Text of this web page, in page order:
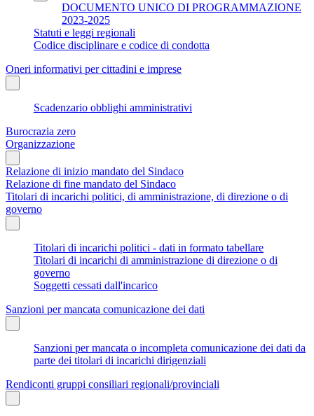
DOCUMENTO UNICO DI PROGRAMMAZIONE
2023-2025
Statuti e leggi regionali
Codice disciplinare e codice di condotta
Oneri informativi per cittadini e imprese
Scadenzario obblighi amministrativi
Burocrazia zero
Organizzazione
Relazione di inizio mandato del Sindaco
Relazione di fine mandato del Sindaco
Titolari di incarichi politici, di amministrazione, di direzione o di
governo
Titolari di incarichi politici - dati in formato tabellare
Titolari di incarichi di amministrazione di direzione o di
governo
Soggetti cessati dall'incarico
Sanzioni per mancata comunicazione dei dati
Sanzioni per mancata o incompleta comunicazione dei dati da
parte dei titolari di incarichi dirigenziali
Rendiconti gruppi consiliari regionali/provinciali